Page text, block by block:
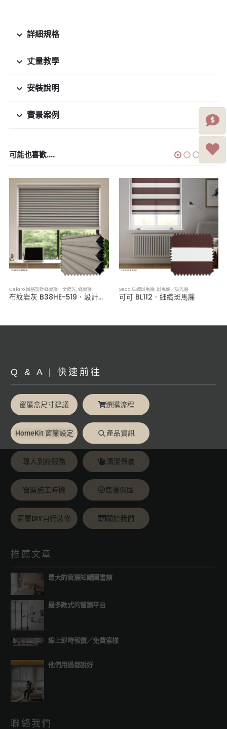
詳細規格
丈量教學
安裝說明
實景案例
可能也喜歡....
Celaro 風格設計蜂巢簾 全遮光,蜂巢簾
布紋岩灰 B38HE-519．設計款全遮光蜂巢簾
Seda 細織斑馬簾,斑馬簾／調光簾
可可 BL112．細織斑馬簾
Q & A | 快速前往
窗簾盒尺寸建議 選購流程
HomeKit 窗簾設定 產品資訊
專人到府服務 清潔保養
窗簾施工時機 售後保固
窗簾DIY自行裝修 關於我們
推薦文章
最大的窗簾知識圖書館
最多款式的窗簾平台
線上即時報價／免費索樣
他們用過都說好
聯絡我們